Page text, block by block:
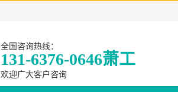
全国咨询热线：
131-6376-0646萧工
欢迎广大客户咨询